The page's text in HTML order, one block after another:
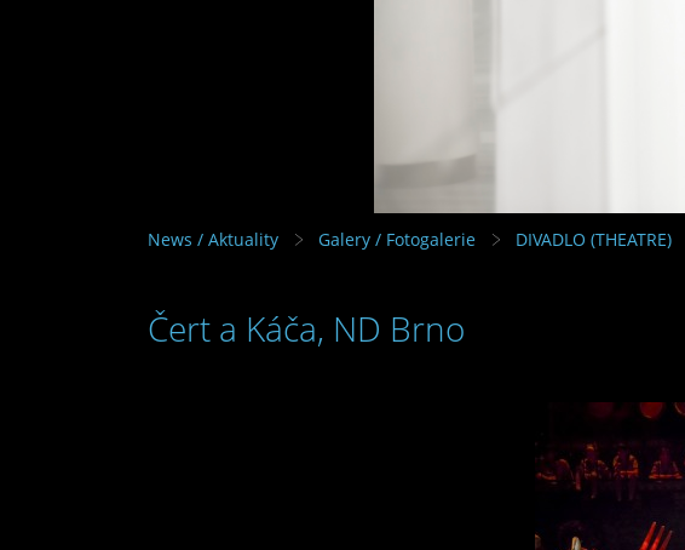
News / Aktuality Galery / Fotogalerie DIVADLO (THEATRE)
Čert a Káča, ND Brno